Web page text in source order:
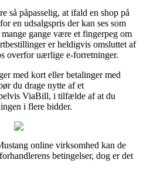
så påpasselig, at ifald en shop på
en udsalgspris der kan ses som
gange være et fingerpeg om
er heldigvis omsluttet af
overfor uærlige e-forretninger.
med kort eller betalinger med
du drage nytte af et
ViaBill, i tilfælde af at du
i flere bidder.
online virksomhed kan de
betingelser, dog er det